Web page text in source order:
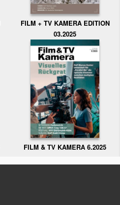
FILM + TV KAMERA EDITION
03.2025
FILM & TV KAMERA 6.2025